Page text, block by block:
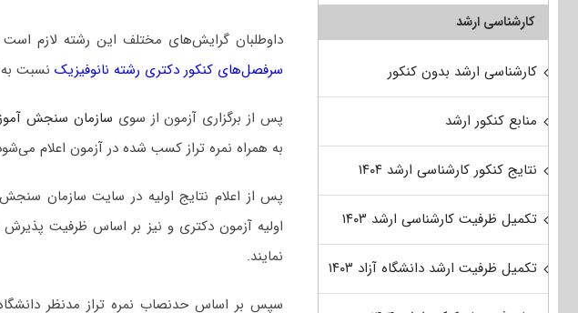
داوطلبان گرایش‌های مختلف این رشته لازم
سرفصل‌های کنکور دکتری رشته ﻧﺎﻧﻮﻓﻴﺰیکنسبت به
پس از برگزاری آزمون از سوی سازمان سنجش
به همراه نمره تراز کسب شده در آزمون اعلام
پس از اعلام نتایج اولیه در سایت سازمان
اولیه آزمون دکتری و نیز بر اساس ظرفیت
نمایند.
سپس بر اساس حدنصاب نمره تراز مدنظر
کارشناسی ارشد
کارشناسی ارشد بدون کنکور
منابع کنکور ارشد
نتایج کنکور کارشناسی ارشد ۱۴۰۴
تکمیل ظرفیت کارشناسی ارشد ۱۴۰۳
تکمیل ظرفیت ارشد دانشگاه آزاد ۱۴۰۳